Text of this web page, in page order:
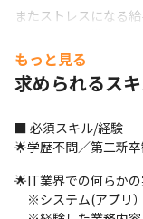
またストレスになる給
転職時点で平均160万
万円アップ」という
🌟実際の例
27歳／年収580万／
31歳／年収780万／
36歳／年収1,000万／
🔶2) テクニケーショ
もっと見る
求められるス
■ 必須スキル/経験
🌟学歴不問／第二新
🌟IT業界での何らかの
※システム(アプリ